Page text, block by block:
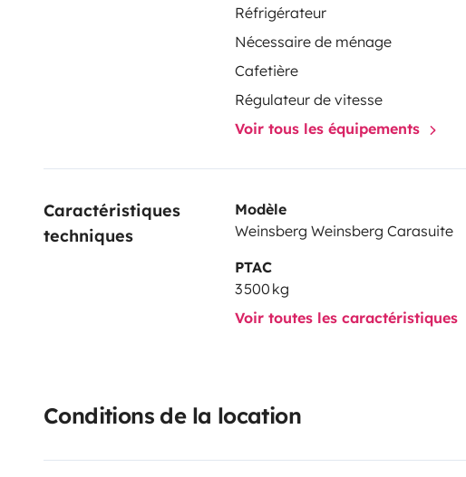
Réfrigérateur
Nécessaire de ménage
Cafetière
Régulateur de vitesse
Voir tous les équipements
Caractéristiques
techniques
Modèle
Weinsberg Weinsberg Carasuite
PTAC
3 500 kg
Voir toutes les caractéristiques
Conditions de la location